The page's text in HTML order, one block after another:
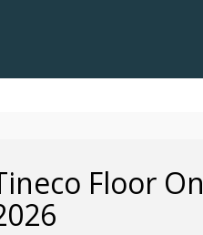
Floor